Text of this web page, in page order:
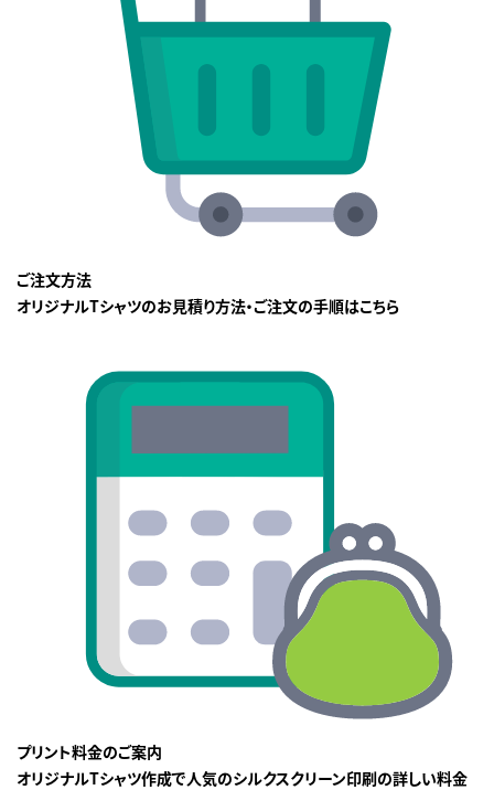
ご注文方法
オリジナルTシャツのお見積り方法・ご注文の手順はこちら
プリント料金のご案内
オリジナルTシャツ作成で人気のシルクスクリーン印刷の詳しい料金